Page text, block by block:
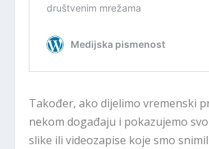
Također, ako dijelimo vremenski
nekom događaju i pokazujemo
slike ili videozapise koje smo